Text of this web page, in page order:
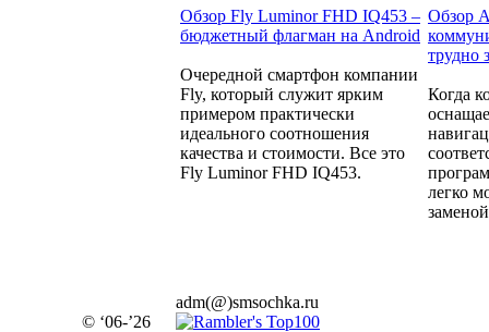
Обзор Fly Luminor FHD IQ453 –
бюджетный флагман на Android
Очередной смартфон компании
Fly, который служит ярким
примером практически
идеального соотношения
качества и стоимости. Все это
Fly Luminor FHD IQ453.
Обзор
трудно
Когда
легко
© ‘06-’26
adm(@)smsochka.ru